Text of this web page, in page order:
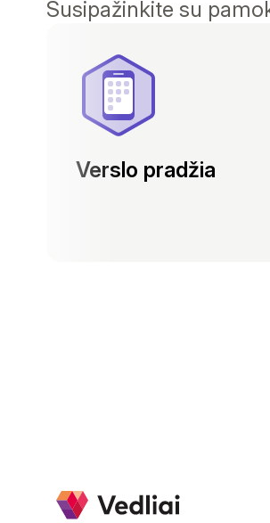
Susipažinkite su
Verslo pradžia